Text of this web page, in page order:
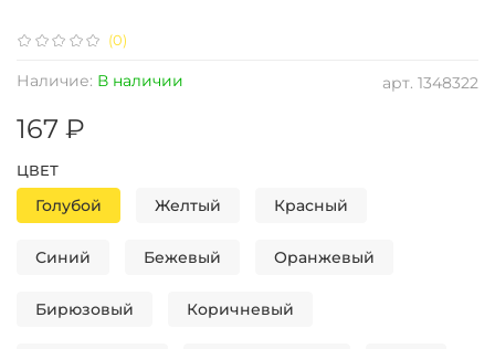
(0)
арт. 1348322
Наличие: В наличии
167 ₽
ЦВЕТ
Голубой Желтый Красный
Синий Бежевый Оранжевый
Бирюзовый Коричневый